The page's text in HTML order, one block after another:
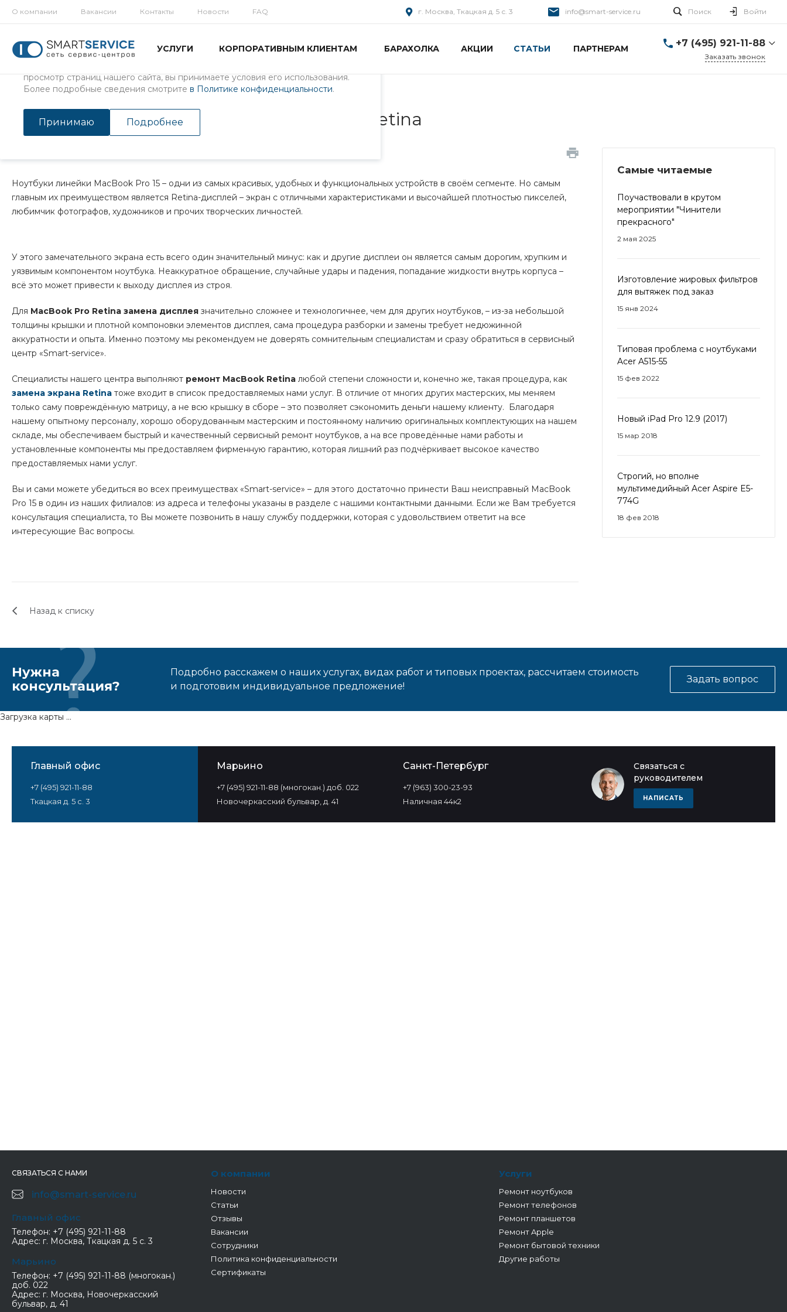
Мы используем файлы cookie, разработанные нашими специалистами и
просмотр страниц нашего сайта, вы принимаете условия его использования.
Более подробные сведения смотрите в Политике конфиденциальности.
Принимаю Подробнее
О компании Вакансии Контакты Новости FAQ г. Москва, Ткацкая д. 5 с. 3 info@smart-service.ru Поиск Войти
УСЛУГИ КОРПОРАТИВНЫМ КЛИЕНТАМ БАРАХОЛКА АКЦИИ СТАТЬИ ПАРТНЕРАМ
+7 (495) 921-11-88
Заказать звонок
Особенности ремонта MacBook Pro 15 Retina
Самые читаемые
Поучаствовали в крутом
мероприятии "Чинители
прекрасного"
2 мая 2025
Изготовление жировых фильтров
для вытяжек под заказ
15 янв 2024
Типовая проблема с ноутбуками
Acer A515-55
15 фев 2022
Новый iPad Pro 12.9 (2017)
15 мар 2018
Строгий, но вполне
мультимедийный Acer Aspire E5-
774G
18 фев 2018
Ноутбуки линейки MacBook Pro 15 – одни из самых красивых, удобных и функциональных устройств в своём сегменте. Но самым
главным их преимуществом является Retina-дисплей – экран с отличными характеристиками и высочайшей плотностью пикселей,
любимчик фотографов, художников и прочих творческих личностей.
У этого замечательного экрана есть всего один значительный минус: как и другие дисплеи он является самым дорогим, хрупким и
уязвимым компонентом ноутбука. Неаккуратное обращение, случайные удары и падения, попадание жидкости внутрь корпуса –
всё это может привести к выходу дисплея из строя.
Для MacBook Pro Retina замена дисплея значительно сложнее и технологичнее, чем для других ноутбуков, – из-за небольшой
толщины крышки и плотной компоновки элементов дисплея, сама процедура разборки и замены требует недюжинной
аккуратности и опыта. Именно поэтому мы рекомендуем не доверять сомнительным специалистам и сразу обратиться в сервисный
центр «Smart-service».
Специалисты нашего центра выполняют ремонт MacBook Retina любой степени сложности и, конечно же, такая процедура, как
замена экрана Retina тоже входит в список предоставляемых нами услуг. В отличие от многих других мастерских, мы меняем
только саму повреждённую матрицу, а не всю крышку в сборе – это позволяет сэкономить деньги нашему клиенту. Благодаря
нашему опытному персоналу, хорошо оборудованным мастерским и постоянному наличию оригинальных комплектующих на нашем
складе, мы обеспечиваем быстрый и качественный сервисный ремонт ноутбуков, а на все проведённые нами работы и
установленные компоненты мы предоставляем фирменную гарантию, которая лишний раз подчёркивает высокое качество
предоставляемых нами услуг.
Вы и сами можете убедиться во всех преимуществах «Smart-service» – для этого достаточно принести Ваш неисправный MacBook
Pro 15 в один из наших филиалов: из адреса и телефоны указаны в разделе с нашими контактными данными. Если же Вам требуется
консультация специалиста, то Вы можете позвонить в нашу службу поддержки, которая с удовольствием ответит на все
интересующие Вас вопросы.
Назад к списку
Нужна
консультация?
Подробно расскажем о наших услугах, видах работ и типовых проектах, рассчитаем стоимость
и подготовим индивидуальное предложение!
Задать вопрос
Связаться с
руководителем
НАПИСАТЬ
Главный офис
+7 (495) 921-11-88
Ткацкая д. 5 с. 3
Марьино
+7 (495) 921-11-88 (многокан.) доб. 022
Новочеркасский бульвар, д. 41
Санкт-Петербург
+7 (963) 300-23-93
Наличная 44к2
Загрузка карты ...
СВЯЗАТЬСЯ С НАМИ
info@smart-service.ru
Главный офис
Телефон: +7 (495) 921-11-88
Адрес: г. Москва, Ткацкая д. 5 с. 3
Марьино
Телефон: +7 (495) 921-11-88 (многокан.)
доб. 022
Адрес: г. Москва, Новочеркасский
бульвар, д. 41
О компании
Новости
Статьи
Отзывы
Вакансии
Сотрудники
Политика конфиденциальности
Сертификаты
Услуги
Ремонт ноутбуков
Ремонт телефонов
Ремонт планшетов
Ремонт Apple
Ремонт бытовой техники
Другие работы